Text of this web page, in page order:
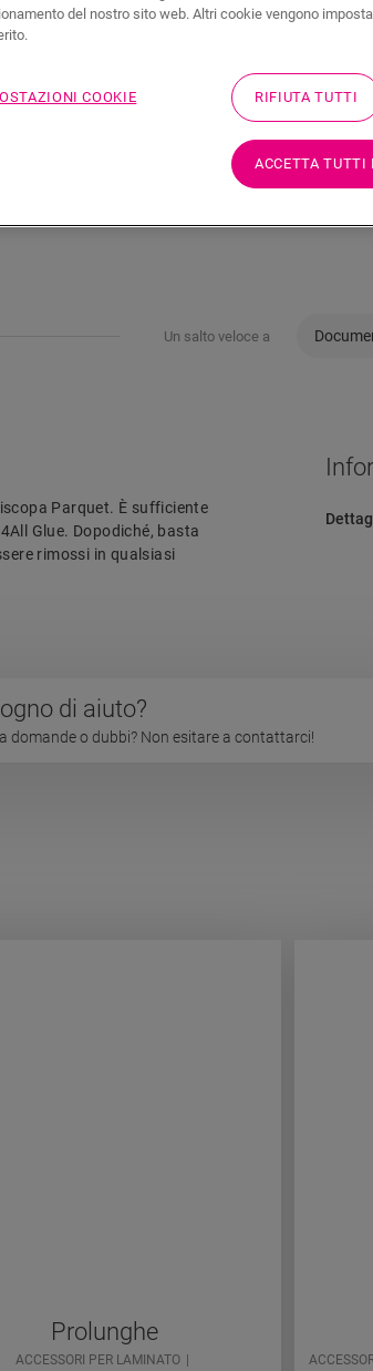
Un salto veloce a
Parquet. È sufficiente
Glue. Dopodiché, basta
rimossi in qualsiasi
di aiuto?
domande o dubbi? Non esitare a contattarci!
Prolunghe
ACCESSORI PER LAMINATO
del nostro sito web. Altri cookie vengono
COOKIE RIFIUTA TUTTI
ACCETTA TUTTI